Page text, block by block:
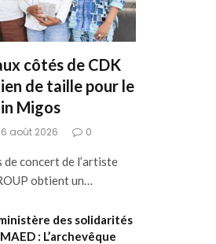
côtés de CDK
de taille pour le
Migos
6 août 2026 0
de concert de l’artiste
obtient un…
des solidarités
: L’archevêque